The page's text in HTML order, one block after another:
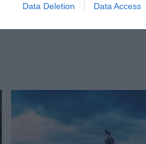
Data Deletion Data Access